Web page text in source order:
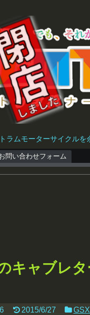
ムモーターサイクルを
問い合わせフォーム
キャブレタ
2015/6/27